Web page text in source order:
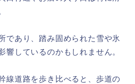
であり、踏み固められた雪や氷
響しているのかもしれません。
線道路を歩き比べると、歩道の